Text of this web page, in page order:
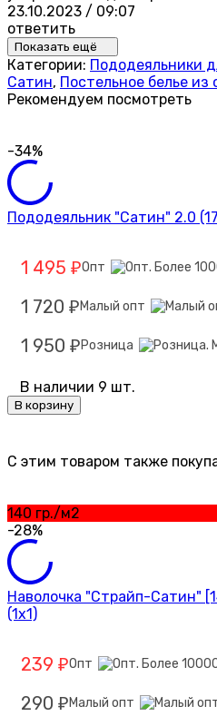
23.10.2023 / 09:07
ответить
Показать ещё
Категории: Пододеяльники
Сатин, Постельное белье из
Рекомендуем посмотреть
-34%
Пододеяльник "Сатин" 2.0
1 495 ₽Опт
1 720 ₽ Малый опт
1 950 ₽ Розница
В наличии 9 шт.
В корзину
C этим товаром также
140 гр./м2
-28%
Наволочка "Страйп-Сатин"
(1х1)
239 ₽Опт
290 ₽ Малый опт